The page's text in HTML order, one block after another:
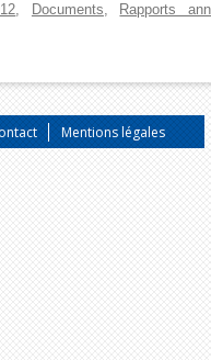
, Documents,
Rapports
Mentions légales